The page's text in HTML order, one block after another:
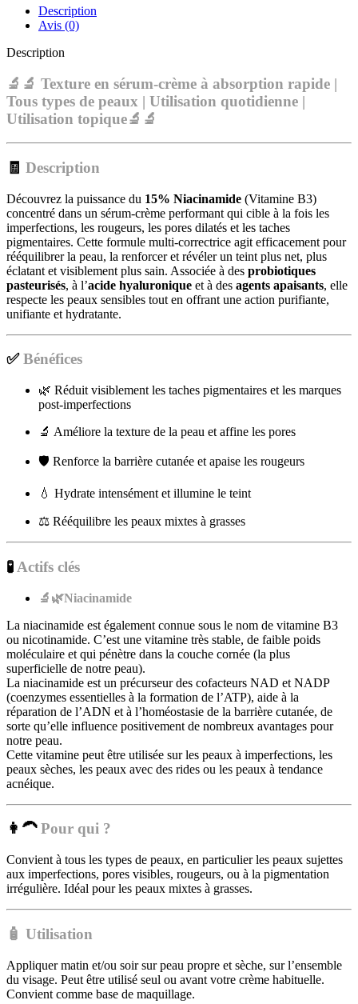
Description
Avis (0)
Description
🔬🔬 Texture en sérum-crème à absorption rapide |
Tous types de peaux | Utilisation quotidienne |
Utilisation topique🔬🔬
🧾 Description
Découvrez la puissance du 15% Niacinamide (Vitamine B3)
concentré dans un sérum-crème performant qui cible à la fois les
imperfections, les rougeurs, les pores dilatés et les taches
pigmentaires. Cette formule multi-correctrice agit efficacement pour
rééquilibrer la peau, la renforcer et révéler un teint plus net, plus
éclatant et visiblement plus sain. Associée à des probiotiques
pasteurisés, à l’acide hyaluronique et à des agents apaisants, elle
respecte les peaux sensibles tout en offrant une action purifiante,
unifiante et hydratante.
✅Bénéfices
🌿 Réduit visiblement les taches pigmentaires et les marques
post-imperfections
🔬 Améliore la texture de la peau et affine les pores
🛡️ Renforce la barrière cutanée et apaise les rougeurs
💧 Hydrate intensément et illumine le teint
⚖️ Rééquilibre les peaux mixtes à grasses
🧪 Actifs clés
🔬🌿Niacinamide
La niacinamide est également connue sous le nom de vitamine B3
ou nicotinamide. C’est une vitamine très stable, de faible poids
moléculaire et qui pénètre dans la couche cornée (la plus
superficielle de notre peau).
La niacinamide est un précurseur des cofacteurs NAD et NADP
(coenzymes essentielles à la formation de l’ATP), aide à la
réparation de l’ADN et à l’homéostasie de la barrière cutanée, de
sorte qu’elle influence positivement de nombreux avantages pour
notre peau.
Cette vitamine peut être utilisée sur les peaux à imperfections, les
peaux sèches, les peaux avec des rides ou les peaux à tendance
acnéique.
👩‍🦱Pour qui ?
Convient à tous les types de peaux, en particulier les peaux sujettes
aux imperfections, pores visibles, rougeurs, ou à la pigmentation
irrégulière. Idéal pour les peaux mixtes à grasses.
🧴 Utilisation
Appliquer matin et/ou soir sur peau propre et sèche, sur l’ensemble
du visage. Peut être utilisé seul ou avant votre crème habituelle.
Convient comme base de maquillage.